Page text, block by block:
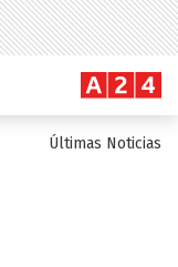
Últimas Noticias